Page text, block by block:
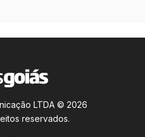
LTDA © 2026
reservados.